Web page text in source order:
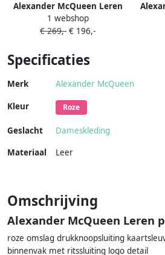
Alexander McQueen Leren
portemonnee Zwart
1 webshop
€ 269,- € 196,-
Specificaties
Merk Alexander McQueen
Kleur Roze
Geslacht
Dameskleding
Materiaal
Leer
Omschrijving
Alexander McQueen Leren
roze omslag drukknoopsluiting
binnenvak met ritssluiting logo detail